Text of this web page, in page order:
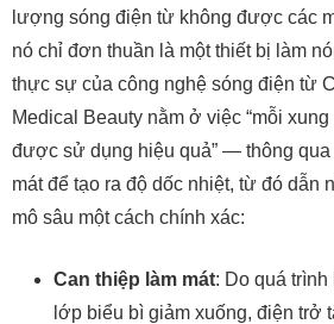
lượng sóng điện từ không được các
nó chỉ đơn thuần là một thiết bị làm
thực sự của công nghệ sóng điện từ
Medical Beauty nằm ở việc “mỗi
được sử dụng hiệu quả” — thông qua
mát để tạo ra độ dốc nhiệt, từ đó dẫn
mô sâu một cách chính xác:
Can thiệp làm mát: Do quá
lớp biểu bì giảm xuống, điện trở